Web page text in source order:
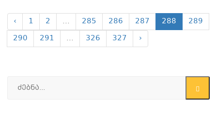
‹ 1 2 ... 285 286 287 288
289
290
291 ... 326 327 ›